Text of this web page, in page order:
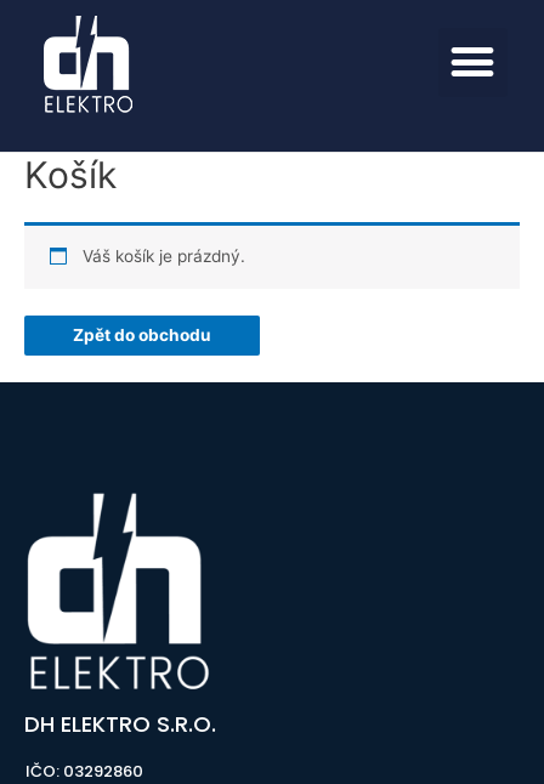
Košík
Váš košík je prázdný.
Zpět do obchodu
DH ELEKTRO S.R.O.
IČO: 03292860